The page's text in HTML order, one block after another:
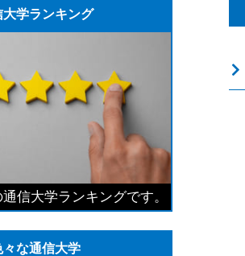
大学ランキング
信大学ランキングです。
々な通信大学